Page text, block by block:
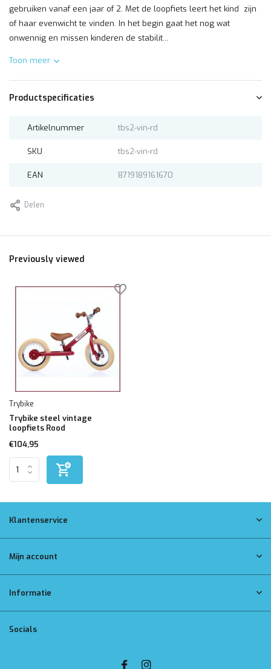
gebruiken vanaf een jaar of 2. Met de loopfiets leert het kind zijn
of haar evenwicht te vinden. In het begin gaat het nog wat
onwennig en missen kinderen de stabilit...
Toon meer
Productspecificaties
Artikelnummer tbs2-vin-rd
SKU tbs2-vin-rd
EAN 8719189161670
Delen
Previously viewed
Trybike
Trybike steel vintage
loopfiets Rood
€104,95
Klantenservice
Mijn account
Informatie
Socials